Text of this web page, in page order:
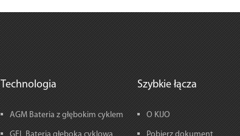
Technologia
AGM Bateria z głębokim cyklem
Szybkie łącza
O KIJO